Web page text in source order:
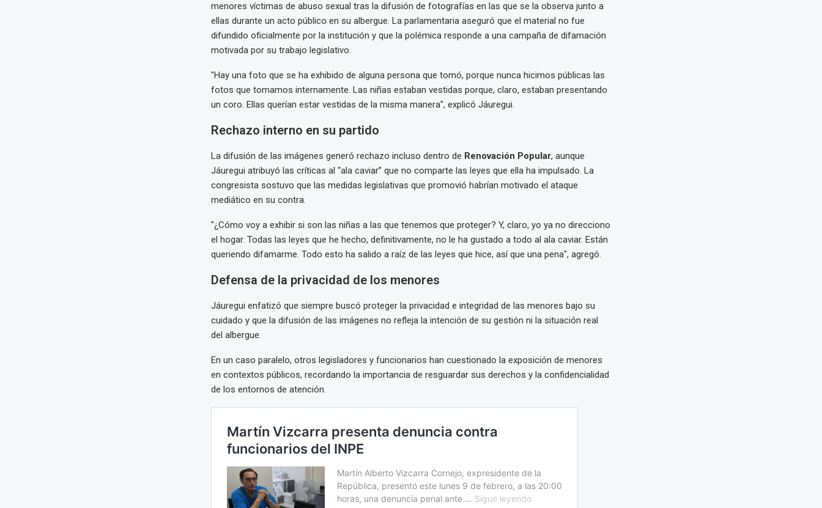
menores víctimas de abuso sexual tras la difusión de fotografías en las que se la observa junto a
ellas durante un acto público en su albergue. La parlamentaria aseguró que el material no fue
difundido oficialmente por la institución y que la polémica responde a una campaña de difamación
motivada por su trabajo legislativo.
"Hay una foto que se ha exhibido de alguna persona que tomó, porque nunca hicimos públicas las
fotos que tomamos internamente. Las niñas estaban vestidas porque, claro, estaban presentando
un coro. Ellas querían estar vestidas de la misma manera", explicó Jáuregui.
Rechazo interno en su partido
La difusión de las imágenes generó rechazo incluso dentro de Renovación Popular, aunque
Jáuregui atribuyó las críticas al “ala caviar” que no comparte las leyes que ella ha impulsado. La
congresista sostuvo que las medidas legislativas que promovió habrían motivado el ataque
mediático en su contra.
"¿Cómo voy a exhibir si son las niñas a las que tenemos que proteger? Y, claro, yo ya no direcciono
el hogar. Todas las leyes que he hecho, definitivamente, no le ha gustado a todo al ala caviar. Están
queriendo difamarme. Todo esto ha salido a raíz de las leyes que hice, así que una pena", agregó.
Defensa de la privacidad de los menores
Jáuregui enfatizó que siempre buscó proteger la privacidad e integridad de las menores bajo su
cuidado y que la difusión de las imágenes no refleja la intención de su gestión ni la situación real
del albergue.
En un caso paralelo, otros legisladores y funcionarios han cuestionado la exposición de menores
en contextos públicos, recordando la importancia de resguardar sus derechos y la confidencialidad
de los entornos de atención.